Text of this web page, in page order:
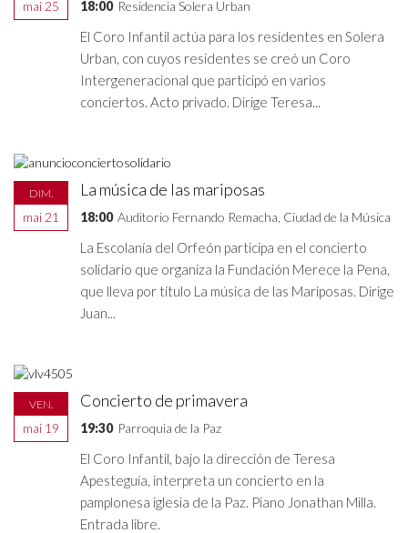
mai 25 18:00 Residencia Solera Urban
El Coro Infantil actúa para los residentes en Solera
Urban, con cuyos residentes se creó un Coro
Intergeneracional que participó en varios
conciertos. Acto privado. Dirige Teresa...
DIM.
mai 21
La música de las mariposas
18:00 Auditorio Fernando Remacha, Ciudad de la Música
La Escolanía del Orfeón participa en el concierto
solidario que organiza la Fundación Merece la Pena,
que lleva por título La música de las Mariposas. Dirige
Juan...
VEN.
mai 19
Concierto de primavera
19:30 Parroquia de la Paz
El Coro Infantil, bajo la dirección de Teresa
Apesteguía, interpreta un concierto en la
pamplonesa iglesia de la Paz. Piano Jonathan Milla.
Entrada libre.